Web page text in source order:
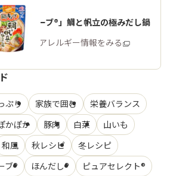
「鍋キューブ®」鯛と帆立の極みだし鍋
商品・アレルギー情報をみる
ぷり 家族で囲む
栄養バランス
かぽか
豚肉 白菜
山いも
和風 秋レシピ
冬レシピ
ブ®
ほんだし®
ピュアセレクト®